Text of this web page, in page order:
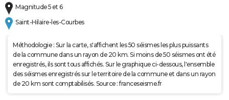
Magnitude 5 et 6
Saint-Hilaire-les-Courbes
Méthodologie : Sur la carte, s'affichent les 50 séismes les plus puissants
de la commune dans un rayon de 20 km. Si moins de 50 séismes ont été
enregistrés, ils sont tous affichés. Sur le graphique ci-dessous, l'ensemble
des séismes enregistrés sur le territoire de la commune et dans un rayon
de 20 km sont comptabilisés. Source : franceseisme.fr